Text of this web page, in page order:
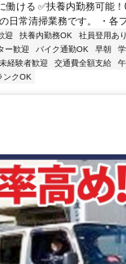
働ける ✅扶養内勤務可能
日常清掃業務です。 ・各
迎 扶養内勤務OK 社員登用あり
ー歓迎 バイク通勤OK 早朝
未経験者歓迎 交通費全額支給
ンクOK